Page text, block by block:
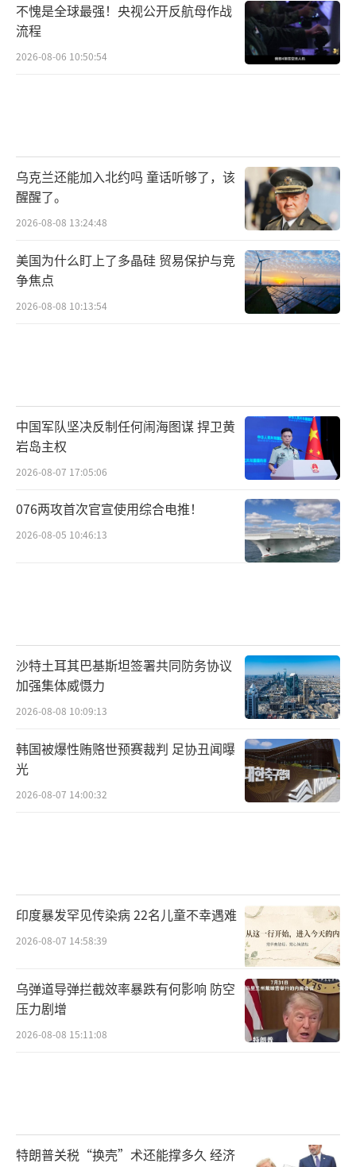
不愧是全球最强！央视公开反航母作战
流程
2026-08-06 10:50:54
乌克兰还能加入北约吗 童话听够了，该
醒醒了。
2026-08-08 13:24:48
美国为什么盯上了多晶硅 贸易保护与竞
争焦点
2026-08-08 10:13:54
中国军队坚决反制任何闹海图谋 捍卫黄
岩岛主权
2026-08-07 17:05:06
076两攻首次官宣使用综合电推！
2026-08-05 10:46:13
沙特土耳其巴基斯坦签署共同防务协议
加强集体威慑力
2026-08-08 10:09:13
韩国被爆性贿赂世预赛裁判 足协丑闻曝
光
2026-08-07 14:00:32
印度暴发罕见传染病 22名儿童不幸遇难
2026-08-07 14:58:39
乌弹道导弹拦截效率暴跌有何影响 防空
压力剧增
2026-08-08 15:11:08
特朗普关税“换壳”术还能撑多久 经济